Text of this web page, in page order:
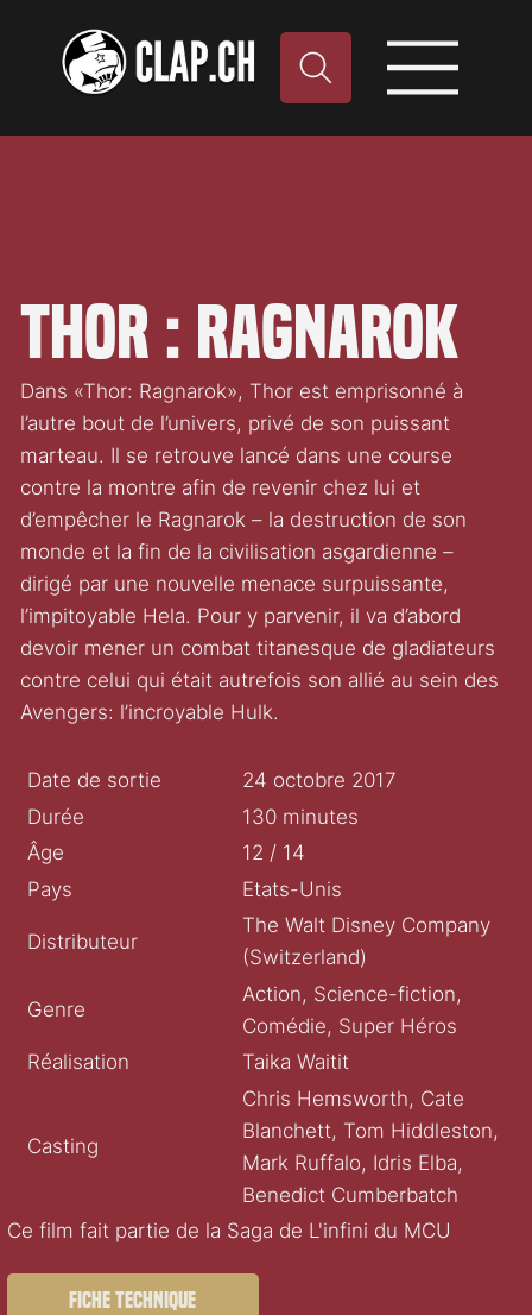
Thor : Ragnarok
Dans «Thor: Ragnarok», Thor est emprisonné à
l’autre bout de l’univers, privé de son puissant
marteau. Il se retrouve lancé dans une course
contre la montre afin de revenir chez lui et
d’empêcher le Ragnarok – la destruction de son
monde et la fin de la civilisation asgardienne –
dirigé par une nouvelle menace surpuissante,
l’impitoyable Hela. Pour y parvenir, il va d’abord
devoir mener un combat titanesque de gladiateurs
contre celui qui était autrefois son allié au sein des
Avengers: l’incroyable Hulk.
Date de sortie
24 octobre 2017
Durée
130 minutes
Âge
12 / 14
Pays
Etats-Unis
Distributeur
The Walt Disney Company
(Switzerland)
Genre
Action, Science-fiction,
Comédie, Super Héros
Réalisation
Taika Waitit
Casting
Chris Hemsworth, Cate
Blanchett, Tom Hiddleston,
Mark Ruffalo, Idris Elba,
Benedict Cumberbatch
Ce film fait partie de la Saga de L'infini du MCU
Fiche technique